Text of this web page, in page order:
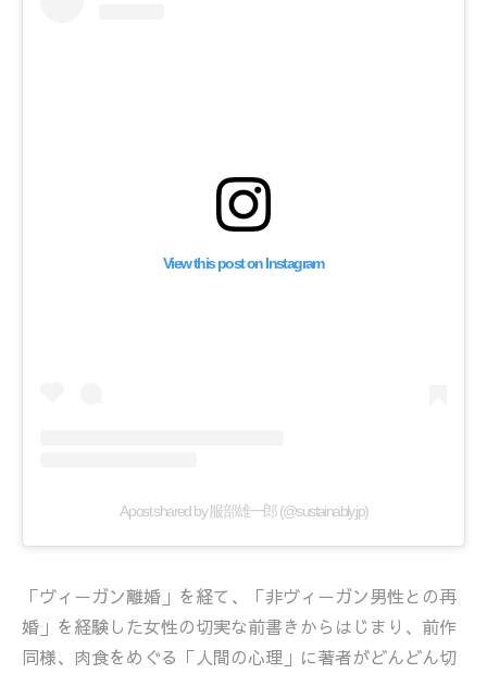
View this post on Instagram
A post shared by 服部雄一郎 (@sustainably.jp)
「ヴィーガン離婚」を経て、「非ヴィーガン男性との再
婚」を経験した女性の切実な前書きからはじまり、前作
同様、肉食をめぐる「人間の心理」に著者がどんどん切